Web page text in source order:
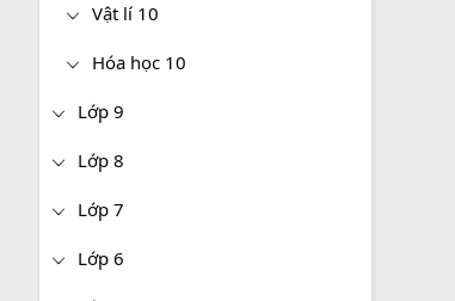
Vật lí 10
Hóa học 10
Lớp 9
Lớp 8
Lớp 7
Lớp 6